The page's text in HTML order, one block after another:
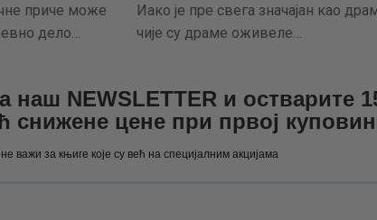
приче може
дело…
Иако је пре свега значајан као
чије су драме оживеле…
наш NEWSLETTER и остварите
снижене цене при првој
важи за књиге које су већ на специјалним акцијама